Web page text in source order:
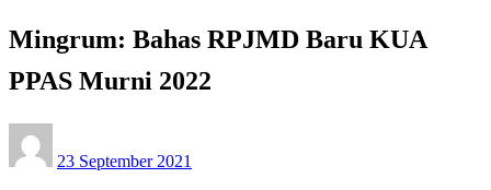
Mingrum: Bahas RPJMD Baru KUA
PPAS Murni 2022
on
23 September 2021